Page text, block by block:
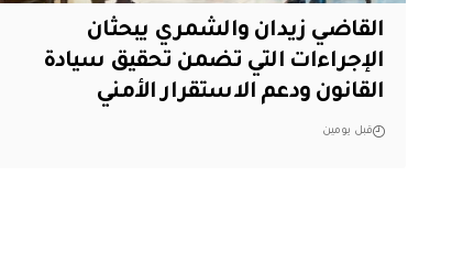
القاضي زيدان والشمري يبحثان
الإجراءات التي تضمن تحقيق سيادة
القانون ودعم الاستقرار الأمني
قبل يومين